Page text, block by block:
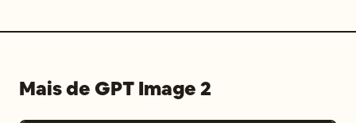
Mais de GPT Image 2